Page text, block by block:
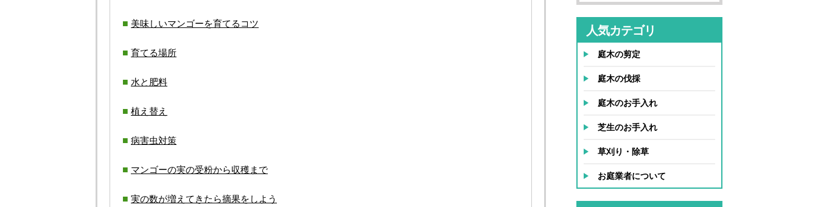
美味しいマンゴーを育てるコツ
育てる場所
水と肥料
植え替え
病害虫対策
マンゴーの実の受粉から収穫まで
実の数が増えてきたら摘果をしよう
人気カテゴリ
庭木の剪定
庭木の伐採
庭木のお手入れ
芝生のお手入れ
草刈り・除草
お庭業者について